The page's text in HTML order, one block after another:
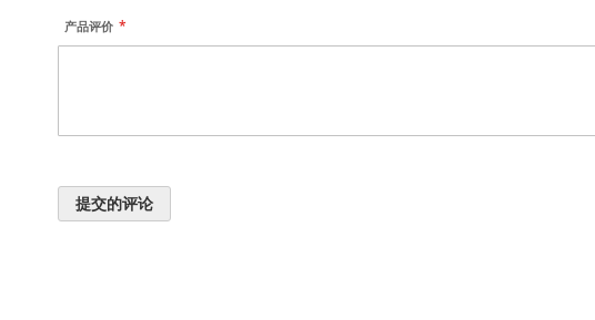
产品评价
提交的评论